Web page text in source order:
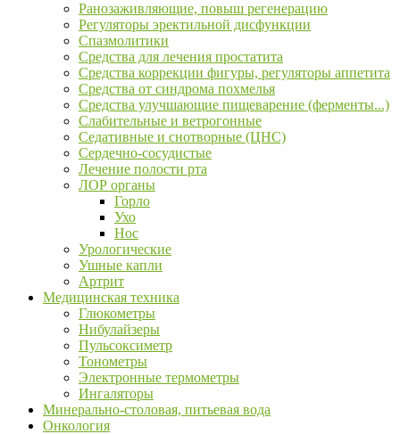
Ранозаживляющие, повыш регенерацию
Регуляторы эректильной дисфункции
Спазмолитики
Средства для лечения простатита
Средства коррекции фигуры, регуляторы аппетита
Средства от синдрома похмелья
Средства улучшающие пищеварение (ферменты...)
Слабительные и ветрогонные
Седативные и снотворные (ЦНС)
Сердечно-сосудистые
Лечение полости рта
ЛОР органы
Горло
Ухо
Нос
Урологические
Ушные капли
Артрит
Медицинская техника
Глюкометры
Нибулайзеры
Пульсоксиметр
Тонометры
Электронные термометры
Ингаляторы
Минерально-столовая, питьевая вода
Онкология